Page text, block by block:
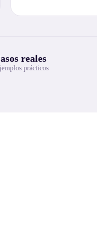
reales
prácticos